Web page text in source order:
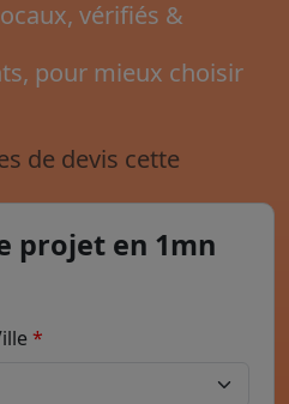
vérifiés &
pour mieux choisir
de devis cette
projet en 1mn